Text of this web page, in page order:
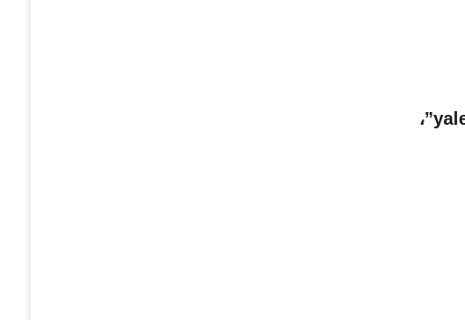
الآراء والمعلومات الواردة في هذا المقال لا تعبر بالضرورة عن رأي موقع “yalebnan.org”،